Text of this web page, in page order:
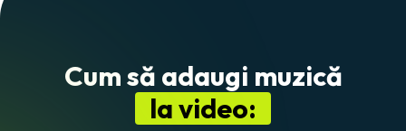
Cum să adaugi muzică
la video: